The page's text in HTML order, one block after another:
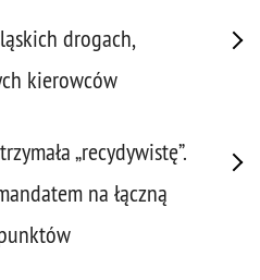
drogach,
kierowców
„recydywistę”.
na łączną